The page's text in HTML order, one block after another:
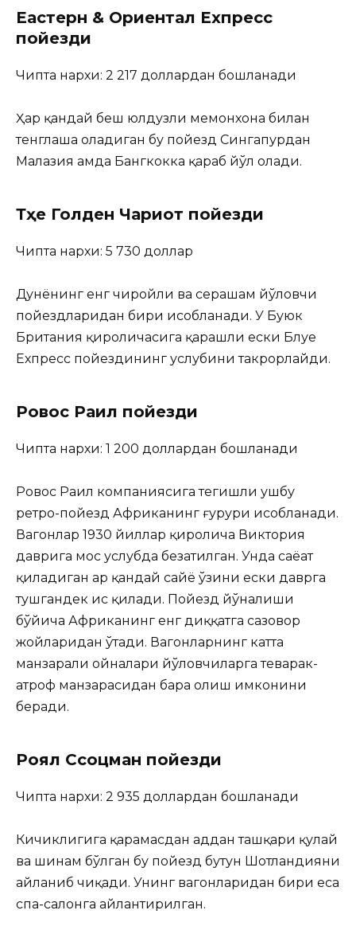
Еастерн & Ориентал Ехпресс
пойезди
Чипта нархи: 2 217 доллардан бошланади
Ҳар қандай беш юлдузли меҳмонхона билан
тенглаша оладиган бу пойезд Сингапурдан
Малазия ҳамда Бангкокка қараб йўл олади.
Тҳе Голден Чариот пойезди
Чипта нархи: 5 730 доллар
Дунёнинг енг чиройли ва серҳашам йўловчи
пойездларидан бири ҳисобланади. У Буюк
Британия қироличасига қарашли ески Блуе
Ехпресс пойездининг услубини такрорлайди.
Ровос Раил пойезди
Чипта нархи: 1 200 доллардан бошланади
Ровос Раил компаниясига тегишли ушбу
ретро-пойезд Африканинг ғурури ҳисобланади.
Вагонлар 1930 йиллар қиролича Виктория
даврига мос услубда безатилган. Унда саёҳат
қиладиган ҳар қандай сайёҳ ўзини ески даврга
тушгандек ҳис қилади. Пойезд йўналиши
бўйича Африканинг енг диққатга сазовор
жойларидан ўтади. Вагонларнинг катта
манзарали ойналари йўловчиларга теварак-
атроф манзарасидан баҳра олиш имконини
беради.
Роял Сcоцман пойезди
Чипта нархи: 2 935 доллардан бошланади
Кичиклигига қарамасдан ҳаддан ташқари қулай
ва шинам бўлган бу пойезд бутун Шотландияни
айланиб чиқади. Унинг вагонларидан бири еса
спа-салонга айлантирилган.